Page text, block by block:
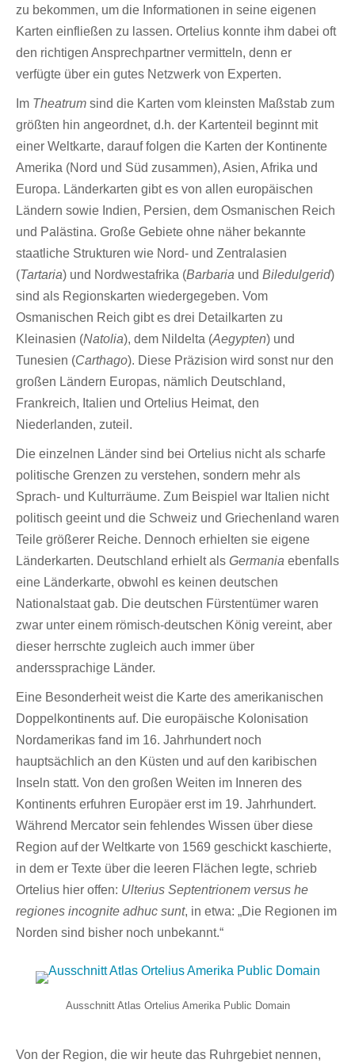
zu bekommen, um die Informationen in seine eigenen
Karten einfließen zu lassen. Ortelius konnte ihm dabei oft
den richtigen Ansprechpartner vermitteln, denn er
verfügte über ein gutes Netzwerk von Experten.
Im Theatrum sind die Karten vom kleinsten Maßstab zum
größten hin angeordnet, d.h. der Kartenteil beginnt mit
einer Weltkarte, darauf folgen die Karten der Kontinente
Amerika (Nord und Süd zusammen), Asien, Afrika und
Europa. Länderkarten gibt es von allen europäischen
Ländern sowie Indien, Persien, dem Osmanischen Reich
und Palästina. Große Gebiete ohne näher bekannte
staatliche Strukturen wie Nord- und Zentralasien
(Tartaria) und Nordwestafrika (Barbaria und Biledulgerid)
sind als Regionskarten wiedergegeben. Vom
Osmanischen Reich gibt es drei Detailkarten zu
Kleinasien (Natolia), dem Nildelta (Aegypten) und
Tunesien (Carthago). Diese Präzision wird sonst nur den
großen Ländern Europas, nämlich Deutschland,
Frankreich, Italien und Ortelius Heimat, den
Niederlanden, zuteil.
Die einzelnen Länder sind bei Ortelius nicht als scharfe
politische Grenzen zu verstehen, sondern mehr als
Sprach- und Kulturräume. Zum Beispiel war Italien nicht
politisch geeint und die Schweiz und Griechenland waren
Teile größerer Reiche. Dennoch erhielten sie eigene
Länderkarten. Deutschland erhielt als Germania ebenfalls
eine Länderkarte, obwohl es keinen deutschen
Nationalstaat gab. Die deutschen Fürstentümer waren
zwar unter einem römisch-deutschen König vereint, aber
dieser herrschte zugleich auch immer über
anderssprachige Länder.
Eine Besonderheit weist die Karte des amerikanischen
Doppelkontinents auf. Die europäische Kolonisation
Nordamerikas fand im 16. Jahrhundert noch
hauptsächlich an den Küsten und auf den karibischen
Inseln statt. Von den großen Weiten im Inneren des
Kontinents erfuhren Europäer erst im 19. Jahrhundert.
Während Mercator sein fehlendes Wissen über diese
Region auf der Weltkarte von 1569 geschickt kaschierte,
in dem er Texte über die leeren Flächen legte, schrieb
Ortelius hier offen: Ulterius Septentrionem versus he
regiones incognite adhuc sunt, in etwa: „Die Regionen im
Norden sind bisher noch unbekannt.“
Ausschnitt Atlas Ortelius Amerika Public Domain
Von der Region, die wir heute das Ruhrgebiet nennen,